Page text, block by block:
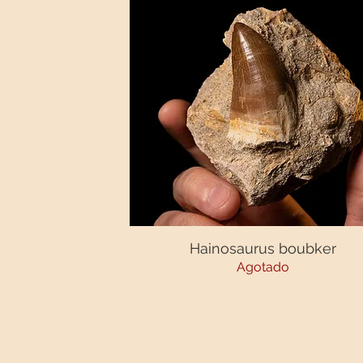
Vista rápida
Hainosaurus boubker
Agotado